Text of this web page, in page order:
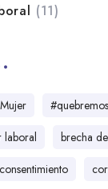
(11)
laboral
brecha
consentimiento